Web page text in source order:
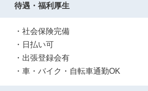
待遇・福利厚生
・社会保険完備
・日払い可
・出張登録会有
・車・バイク・自転車通勤OK